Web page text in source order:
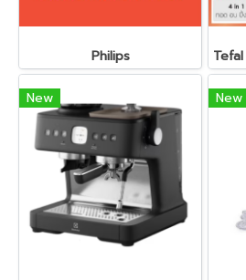
Philips
New New